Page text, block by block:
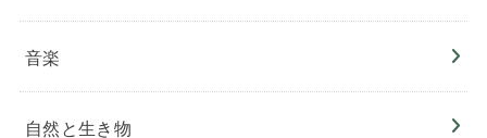
音楽
自然と生き物